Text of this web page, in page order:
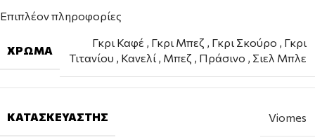
Επιπλέον πληροφορίες
ΧΡΏΜΑ
Γκρι Καφέ , Γκρι Μπεζ , Γκρι Σκούρο , Γκρι
Τιτανίου , Κανελί , Μπεζ , Πράσινο , Σιελ Μπλε
ΚΑΤΑΣΚΕΥΑΣΤΉΣ Viomes